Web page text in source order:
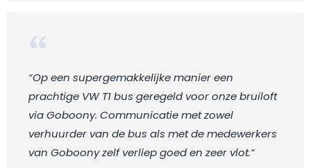
“Op een supergemakkelijke manier een
prachtige VW T1 bus geregeld voor onze bruiloft
via Goboony. Communicatie met zowel
verhuurder van de bus als met de medewerkers
van Goboony zelf verliep goed en zeer vlot.“